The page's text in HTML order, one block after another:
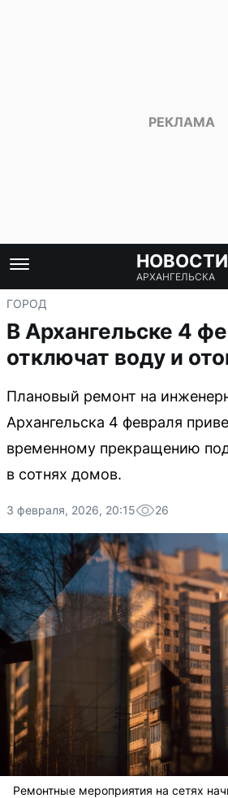
НОВОСТИ
АРХАНГЕЛЬСКА
ГОРОД
В Архангельске 4
отключат воду и
Плановый ремонт на
Архангельска 4 февраля
временному прекращению
в сотнях домов.
3 февраля, 2026, 20:15 26
Ремонтные мероприятия на сетях